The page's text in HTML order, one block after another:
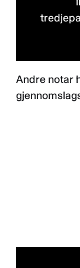
Andre notar